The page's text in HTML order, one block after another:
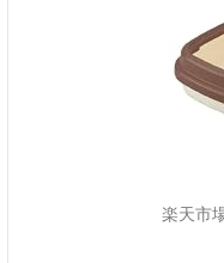
楽天市